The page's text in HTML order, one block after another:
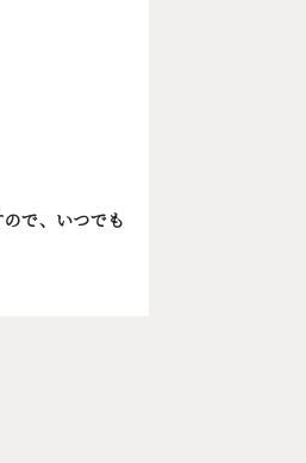
で、いつでも